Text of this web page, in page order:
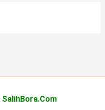
SalihBora.Com